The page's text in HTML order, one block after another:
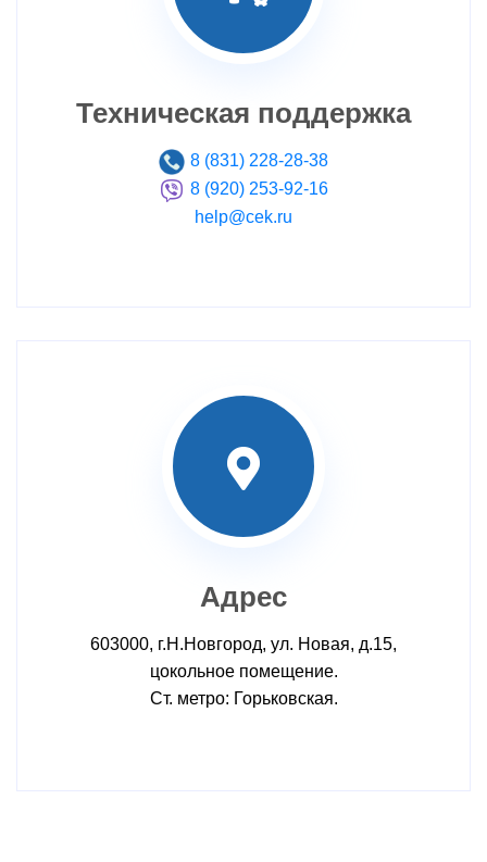
Техническая поддержка
8 (831) 228-28-38
8 (920) 253-92-16
help@cek.ru
Адрес
603000, г.Н.Новгород, ул. Новая, д.15,
цокольное помещение.
Ст. метро: Горьковская.